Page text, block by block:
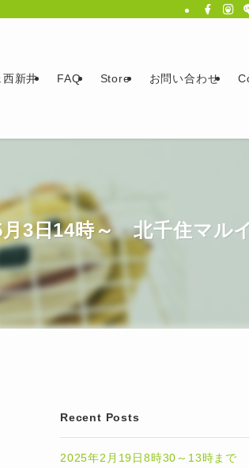
西新井 FAQ Store お問い合わせ
3日14時～ 北千住マル
Recent Posts
2025年2月19日8時30～13時まで